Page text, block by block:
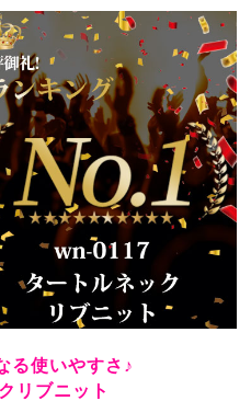
にでも合わせやすそう
討中。
る使いやすさ♪
リブニット